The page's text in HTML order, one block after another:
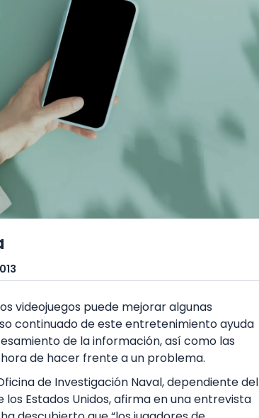
videojuegos puede mejorar algunas
continuado de este entretenimiento ayuda
de la información, así como las
de hacer frente a un problema.
de Investigación Naval, dependiente del
Estados Unidos, afirma en una entrevista